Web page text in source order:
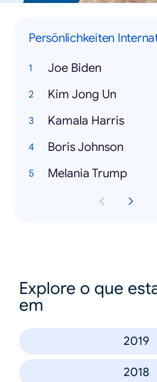
Persönlichkeiten
Joe Biden
Kim Jong Un
Kamala Harris
Boris Johnson
Melania Trump
Explore o que
em
2019
2018